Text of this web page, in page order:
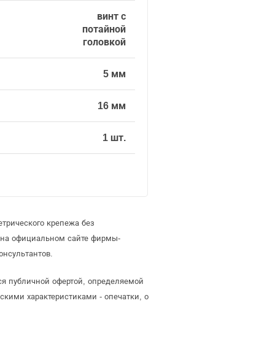
винт с
потайной
головкой
5 мм
16 мм
1 шт.
крепежа без
официальном сайте фирмы-
публичной офертой, определяемой
характеристиками - опечатки, о